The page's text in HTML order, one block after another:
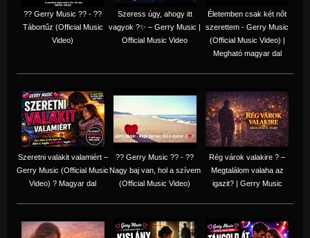
?? Gerry Music ?? - ??
Tábortűz (Official Music
Video)
Szeress úgy, ahogy itt
vagyok ?✨ – Gerry Music |
Official Music Video
Életemben csak két nőt
szerettem - Gerry Music
(Official Music Video) |
Megható magyar dal
Szeretni valakit valamiért –
Gerry Music (Official Music
Video) ? Magyar dal
?? Gerry Music ?? - ??
Nagy baj van, hol a szívem
(Official Music Video)
Rég várok valakire ? –
Megtalálom valaha az
igazit? | Gerry Music